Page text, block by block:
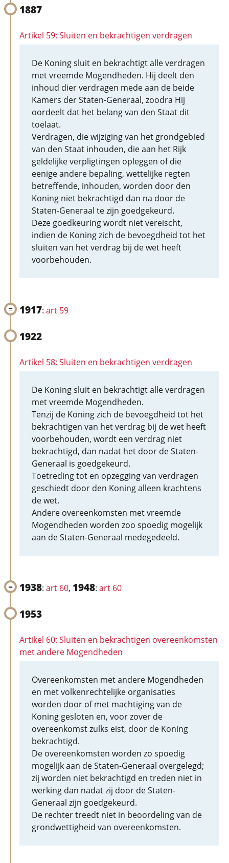
1887
Artikel 59: Sluiten en bekrachtigen verdragen
De Koning sluit en bekrachtigt alle verdragen
met vreemde Mogendheden. Hij deelt den
inhoud dier verdragen mede aan de beide
Kamers der Staten-Generaal, zoodra Hij
oordeelt dat het belang van den Staat dit
toelaat.
Verdragen, die wijziging van het grondgebied
van den Staat inhouden, die aan het Rijk
geldelijke verpligtingen opleggen of die
eenige andere bepaling, wettelijke regten
betreffende, inhouden, worden door den
Koning niet bekrachtigd dan na door de
Staten-Generaal te zijn goedgekeurd.
Deze goedkeuring wordt niet vereischt,
indien de Koning zich de bevoegdheid tot het
sluiten van het verdrag bij de wet heeft
voorbehouden.
1917: art 59
1922
Artikel 58: Sluiten en bekrachtigen verdragen
De Koning sluit en bekrachtigt alle verdragen
met vreemde Mogendheden.
Tenzij de Koning zich de bevoegdheid tot het
bekrachtigen van het verdrag bij de wet heeft
voorbehouden, wordt een verdrag niet
bekrachtigd, dan nadat het door de Staten-
Generaal is goedgekeurd.
Toetreding tot en opzegging van verdragen
geschiedt door den Koning alleen krachtens
de wet.
Andere overeenkomsten met vreemde
Mogendheden worden zoo spoedig mogelijk
aan de Staten-Generaal medegedeeld.
1938: art 60, 1948: art 60
1953
Artikel 60: Sluiten en bekrachtigen overeenkomsten
met andere Mogendheden
Overeenkomsten met andere Mogendheden
en met volkenrechtelijke organisaties
worden door of met machtiging van de
Koning gesloten en, voor zover de
overeenkomst zulks eist, door de Koning
bekrachtigd.
De overeenkomsten worden zo spoedig
mogelijk aan de Staten-Generaal overgelegd;
zij worden niet bekrachtigd en treden niet in
werking dan nadat zij door de Staten-
Generaal zijn goedgekeurd.
De rechter treedt niet in beoordeling van de
grondwettigheid van overeenkomsten.